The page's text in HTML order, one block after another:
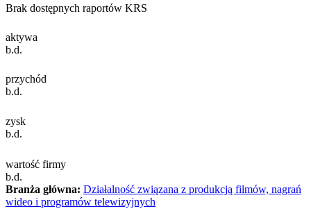
Brak dostępnych raportów KRS
aktywa
b.d.
przychód
b.d.
zysk
b.d.
wartość firmy
b.d.
Branża główna: Działalność związana z produkcją filmów, nagrań
wideo i programów telewizyjnych